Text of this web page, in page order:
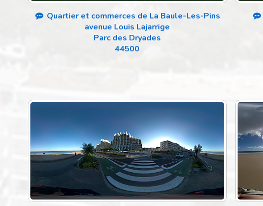
Quartier et commerces de La Baule-Les-Pins
avenue Louis Lajarrige
Parc des Dryades
44500